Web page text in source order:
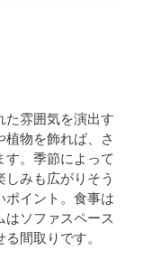
た雰囲気を演出す
植物を飾れば、さ
す。季節によって
みも広がりそう
ポイント。食事は
はソファスペース
間取りです。